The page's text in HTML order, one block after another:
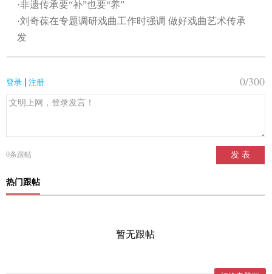
·非遗传承要“补”也要“养”
·刘奇葆在专题调研戏曲工作时强调 做好戏曲艺术传承
发
登录 | 注册 0/300
0条跟帖 发 表
热门跟帖
暂无跟帖